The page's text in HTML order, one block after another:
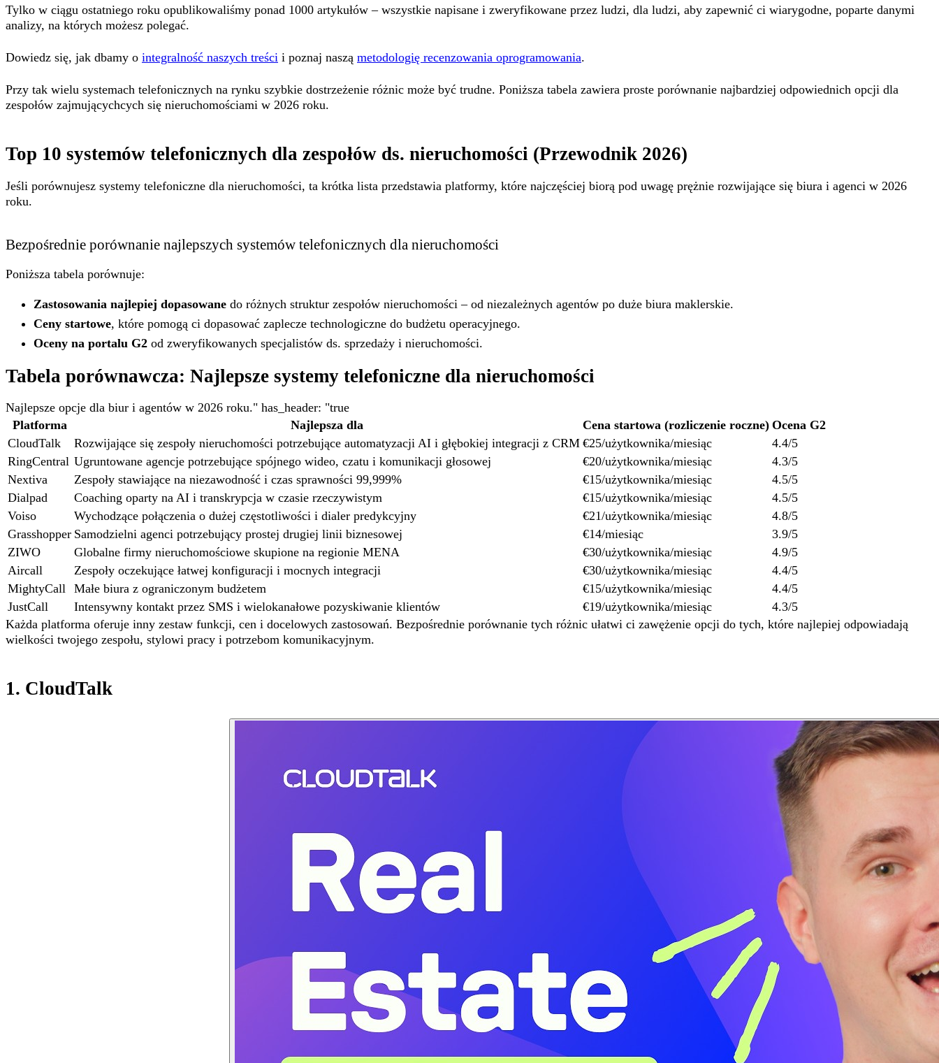
Tylko w ciągu ostatniego roku opublikowaliśmy ponad 1000 artykułów – wszystkie napisane i zweryfikowane przez ludzi, dla ludzi, aby zapewnić ci wiarygodne, poparte danymi
analizy, na których możesz polegać.
Dowiedz się, jak dbamy o integralność naszych treści i poznaj naszą metodologię recenzowania oprogramowania.
Przy tak wielu systemach telefonicznych na rynku szybkie dostrzeżenie różnic może być trudne. Poniższa tabela zawiera proste porównanie najbardziej odpowiednich opcji dla
zespołów zajmującychcych się nieruchomościami w 2026 roku.
Top 10 systemów telefonicznych dla zespołów ds. nieruchomości (Przewodnik 2026)
Jeśli porównujesz systemy telefoniczne dla nieruchomości, ta krótka lista przedstawia platformy, które najczęściej biorą pod uwagę prężnie rozwijające się biura i agenci w 2026
roku.
Bezpośrednie porównanie najlepszych systemów telefonicznych dla nieruchomości
Poniższa tabela porównuje:
Zastosowania najlepiej dopasowane do różnych struktur zespołów nieruchomości – od niezależnych agentów po duże biura maklerskie.
Ceny startowe, które pomogą ci dopasować zaplecze technologiczne do budżetu operacyjnego.
Oceny na portalu G2 od zweryfikowanych specjalistów ds. sprzedaży i nieruchomości.
Tabela porównawcza: Najlepsze systemy telefoniczne dla nieruchomości
Najlepsze opcje dla biur i agentów w 2026 roku." has_header: "true
Platforma
Najlepsza dla Cena startowa (rozliczenie roczne) Ocena G2
CloudTalk
Rozwijające się zespoły nieruchomości potrzebujące automatyzacji AI i głębokiej integracji z CRM €25/użytkownika/miesiąc
4.4/5
RingCentral Ugruntowane agencje potrzebujące spójnego wideo, czatu i komunikacji głosowej €20/użytkownika/miesiąc
4.3/5
Nextiva
Zespoły stawiające na niezawodność i czas sprawności 99,999% €15/użytkownika/miesiąc
4.5/5
Dialpad
Coaching oparty na AI i transkrypcja w czasie rzeczywistym €15/użytkownika/miesiąc
4.5/5
Voiso
Wychodzące połączenia o dużej częstotliwości i dialer predykcyjny €21/użytkownika/miesiąc
4.8/5
Grasshopper Samodzielni agenci potrzebujący prostej drugiej linii biznesowej €14/miesiąc
3.9/5
ZIWO
Globalne firmy nieruchomościowe skupione na regionie MENA €30/użytkownika/miesiąc
4.9/5
Aircall
Zespoły oczekujące łatwej konfiguracji i mocnych integracji €30/użytkownika/miesiąc
4.4/5
MightyCall
Małe biura z ograniczonym budżetem €15/użytkownika/miesiąc
4.4/5
JustCall
Intensywny kontakt przez SMS i wielokanałowe pozyskiwanie klientów €19/użytkownika/miesiąc
4.3/5
Każda platforma oferuje inny zestaw funkcji, cen i docelowych zastosowań. Bezpośrednie porównanie tych różnic ułatwi ci zawężenie opcji do tych, które najlepiej odpowiadają
wielkości twojego zespołu, stylowi pracy i potrzebom komunikacyjnym.
1. CloudTalk